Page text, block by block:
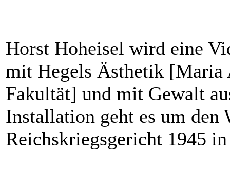
Horst Hoheisel wird eine
mit Hegels Ästhetik [Maria
Fakultät] und mit Gewalt
Installation geht es um den
Reichskriegsgericht 1945